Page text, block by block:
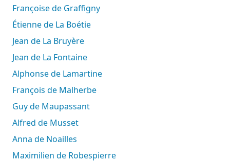
Françoise de Graffigny
Étienne de La Boétie
Jean de La Bruyère
Jean de La Fontaine
Alphonse de Lamartine
François de Malherbe
Guy de Maupassant
Alfred de Musset
Anna de Noailles
Maximilien de Robespierre